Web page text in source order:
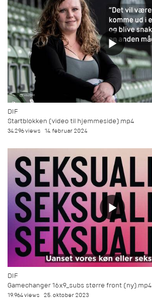
DIF
Startblokken (video til hjemmeside).mp4
34.296 views 14. februar 2024
DIF
Gamechanger 16x9_subs større front (ny).mp4
19.964 views 25. oktober 2023